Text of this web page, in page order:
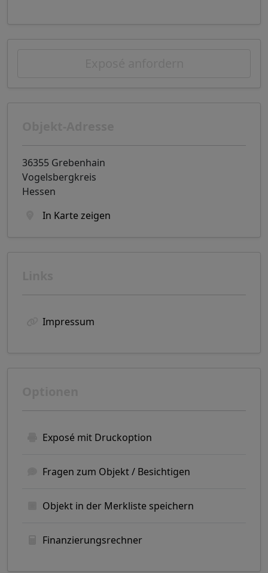
36355 Grebenhain
Vogelsbergkreis
Hessen
In Karte zeigen
Impressum
Exposé mit Druckoption
Fragen zum Objekt / Besichtigen
Objekt in der Merkliste speichern
Finanzierungsrechner